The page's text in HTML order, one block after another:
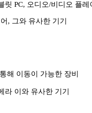
PC, 오디오/비디오 플레
, 그와 유사한 기기
해 이동이 가능한 장비
이와 유사한 기기